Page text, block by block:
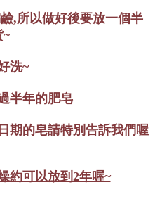
,所以做好後要放一個半
洗~
半年的肥皂
期的皂請特別告訴我們喔
約可以放到2年喔~